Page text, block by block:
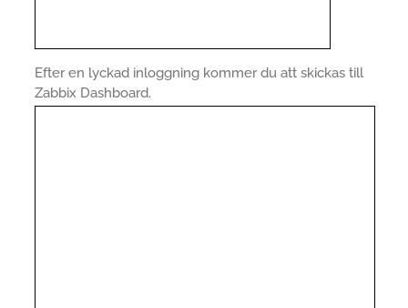
Efter en lyckad inloggning kommer du att skickas till
Zabbix Dashboard.